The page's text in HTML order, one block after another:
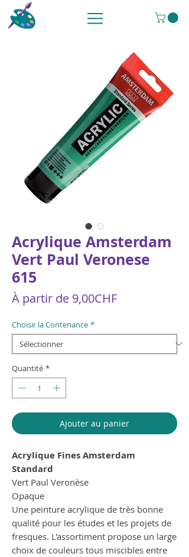
Acrylique Amsterdam
Vert Paul Veronese
615
À partir de 9,00CHFPrix
Choisir la Contenance *
Quantité *
Ajouter au panier
Acrylique Fines Amsterdam
Standard
Vert Paul Veronèse
Opaque
Une peinture acrylique de très bonne
qualité pour les études et les projets de
fresques. L'assortiment propose un large
choix de couleurs tous miscibles entre